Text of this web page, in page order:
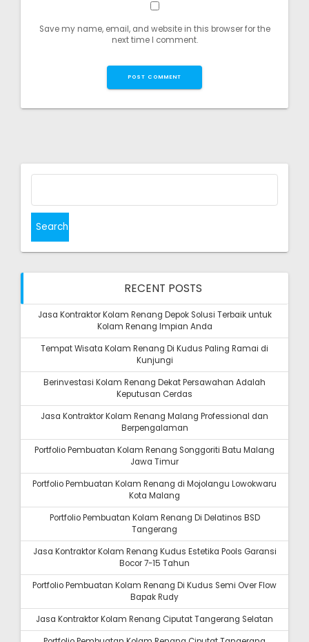
Save my name, email, and website in this browser for the
next time I comment.
Search
RECENT POSTS
Jasa Kontraktor Kolam Renang Depok Solusi Terbaik untuk
Kolam Renang Impian Anda
Tempat Wisata Kolam Renang Di Kudus Paling Ramai di
Kunjungi
Berinvestasi Kolam Renang Dekat Persawahan Adalah
Keputusan Cerdas
Jasa Kontraktor Kolam Renang Malang Professional dan
Berpengalaman
Portfolio Pembuatan Kolam Renang Songgoriti Batu Malang
Jawa Timur
Portfolio Pembuatan Kolam Renang di Mojolangu Lowokwaru
Kota Malang
Portfolio Pembuatan Kolam Renang Di Delatinos BSD
Tangerang
Jasa Kontraktor Kolam Renang Kudus Estetika Pools Garansi
Bocor 7-15 Tahun
Portfolio Pembuatan Kolam Renang Di Kudus Semi Over Flow
Bapak Rudy
Jasa Kontraktor Kolam Renang Ciputat Tangerang Selatan